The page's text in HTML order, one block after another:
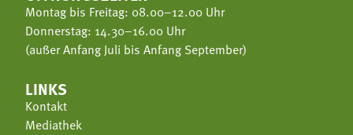
Montag bis Freitag: 08.00–12.00 Uhr
Donnerstag: 14.30–16.00 Uhr
(außer Anfang Juli bis Anfang September)
LINKS
Kontakt
Mediathek